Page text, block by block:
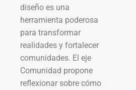
diseño es una
herramienta poderosa
para transformar
realidades y fortalecer
comunidades. El eje
Comunidad propone
reflexionar sobre cómo